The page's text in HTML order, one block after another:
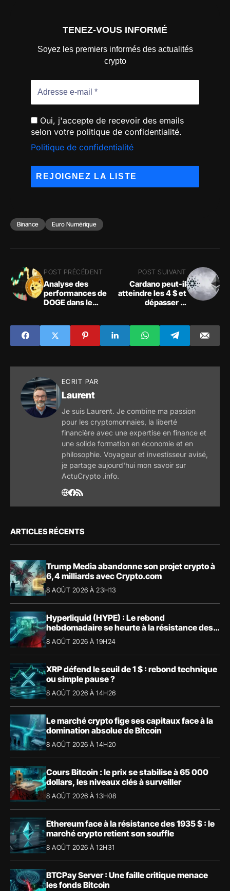
TENEZ-VOUS INFORMÉ
Soyez les premiers informés des actualités
crypto
Oui, j'accepte de recevoir des emails
selon votre politique de confidentialité.
Politique de confidentialité
Binance Euro Numérique
POST PRÉCÉDENT
Analyse des
performances de
DOGE dans le
l'acquisition de
Twitter
POST SUIVANT
Cardano peut-il
atteindre les 4 $ et
dépasser la
l'Ethereum ?
ECRIT PAR
Laurent
Je suis Laurent. Je combine ma passion
pour les cryptomonnaies, la liberté
financière avec une expertise en finance et
une solide formation en économie et en
philosophie. Voyageur et investisseur avisé,
je partage aujourd'hui mon savoir sur
ActuCrypto .info.
ARTICLES RÉCENTS
Trump Media abandonne son projet crypto à
6,4 milliards avec Crypto.com
8 AOÛT 2026 À 23H13
Hyperliquid (HYPE) : Le rebond
hebdomadaire se heurte à la résistance des
57,90 $
8 AOÛT 2026 À 19H24
XRP défend le seuil de 1 $ : rebond technique
ou simple pause ?
8 AOÛT 2026 À 14H26
Le marché crypto fige ses capitaux face à la
domination absolue de Bitcoin
8 AOÛT 2026 À 14H20
Cours Bitcoin : le prix se stabilise à 65 000
dollars, les niveaux clés à surveiller
8 AOÛT 2026 À 13H08
Ethereum face à la résistance des 1935 $ : le
marché crypto retient son souffle
8 AOÛT 2026 À 12H31
BTCPay Server : Une faille critique menace
les fonds Bitcoin